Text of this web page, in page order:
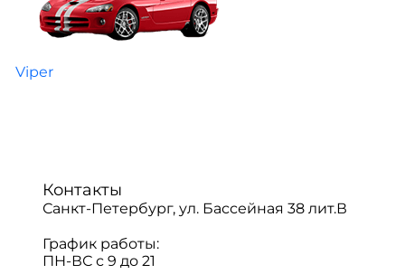
Viper
Контакты
Санкт-Петербург, ул. Бассейная 38 лит.В
График работы:
ПН-ВС с 9 до 21